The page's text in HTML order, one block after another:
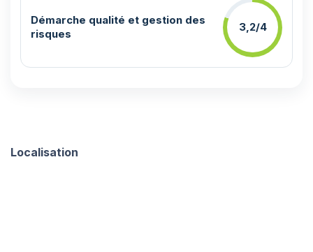
Démarche qualité et gestion des
risques
3,2/4
Localisation